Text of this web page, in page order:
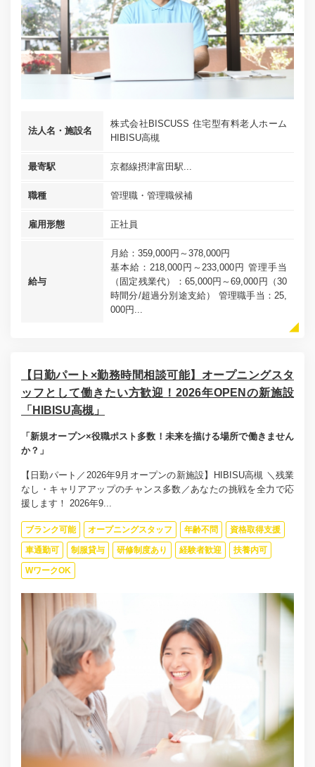
法人名・施設名
株式会社BISCUSS 住宅型有料老人ホーム
HIBISU高槻
最寄駅 京都線摂津富田駅...
職種 管理職・管理職候補
雇用形態 正社員
給与
月給：359,000円～378,000円
基本給：218,000円～233,000円 管理手当
（固定残業代）：65,000円～69,000円（30
時間分/超過分別途支給） 管理職手当：25,
000円...
【日勤パート×勤務時間相談可能】オープニングスタ
ッフとして働きたい方歓迎！2026年OPENの新施設
「HIBISU高槻」
「新規オープン×役職ポスト多数！未来を描ける場所で働きません
か？」
【日勤パート／2026年9月オープンの新施設】HIBISU高槻 ＼残業
なし・キャリアアップのチャンス多数／あなたの挑戦を全力で応
援します！ 2026年9...
ブランク可能 オープニングスタッフ 年齢不問 資格取得支援
車通勤可 制服貸与 研修制度あり 経験者歓迎 扶養内可
WワークOK